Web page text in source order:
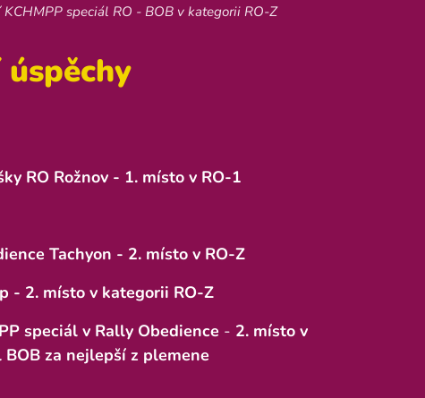
speciál RO - BOB v kategorii RO-Z
RO Rožnov - 1. místo v RO-1
Tachyon - 2. místo v RO-Z
- 2. místo v kategorii RO-Z
speciál v Rally Obedience - 2. místo v
za nejlepší z plemene